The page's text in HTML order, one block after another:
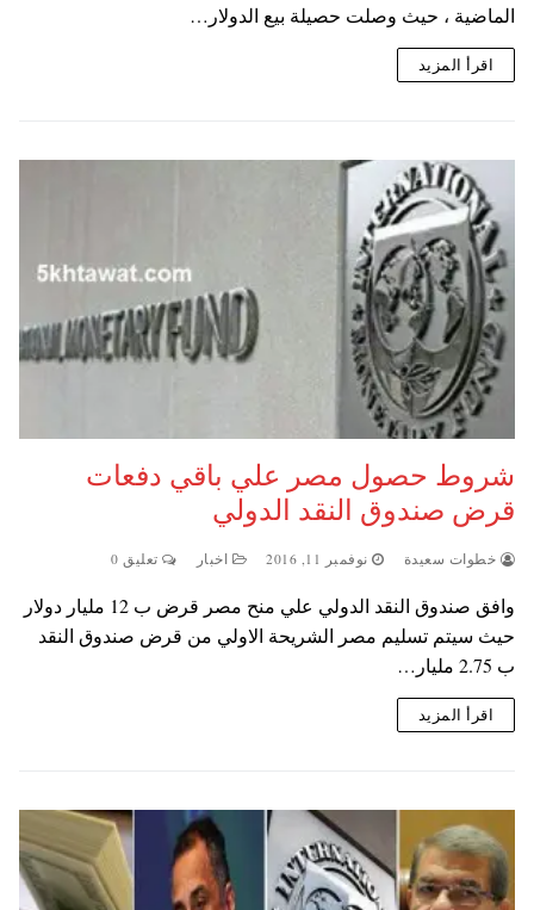
الماضية ، حيث وصلت حصيلة بيع الدولار…
اقرأ المزيد
شروط حصول مصر علي باقي دفعات
قرض صندوق النقد الدولي
خطوات سعيدة نوفمبر 11, 2016 اخبار تعليق 0
وافق صندوق النقد الدولي علي منح مصر قرض ب 12 مليار دولار
حيث سيتم تسليم مصر الشريحة الاولي من قرض صندوق النقد
ب 2.75 مليار…
اقرأ المزيد